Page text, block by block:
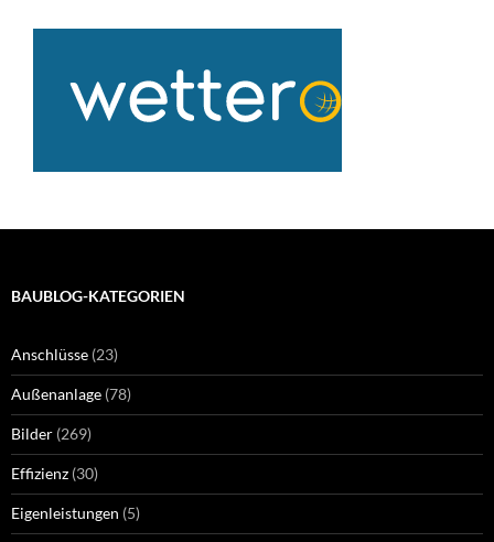
BAUBLOG-KATEGORIEN
Anschlüsse (23)
Außenanlage (78)
Bilder (269)
Effizienz (30)
Eigenleistungen (5)